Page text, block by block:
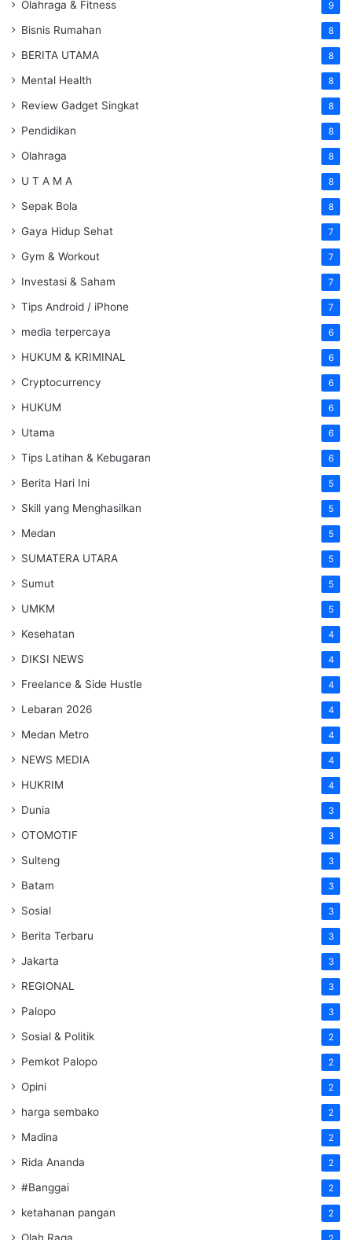
Olahraga & Fitness 9
Bisnis Rumahan 8
BERITA UTAMA 8
Mental Health 8
Review Gadget Singkat 8
Pendidikan 8
Olahraga 8
U T A M A 8
Sepak Bola 8
Gaya Hidup Sehat 7
Gym & Workout 7
Investasi & Saham 7
Tips Android / iPhone 7
media terpercaya 6
HUKUM & KRIMINAL 6
Cryptocurrency 6
HUKUM 6
Utama 6
Tips Latihan & Kebugaran 6
Berita Hari Ini 5
Skill yang Menghasilkan 5
Medan 5
SUMATERA UTARA 5
Sumut 5
UMKM 5
Kesehatan 4
DIKSI NEWS 4
Freelance & Side Hustle 4
Lebaran 2026 4
Medan Metro 4
NEWS MEDIA 4
HUKRIM 4
Dunia 3
OTOMOTIF 3
Sulteng 3
Batam 3
Sosial 3
Berita Terbaru 3
Jakarta 3
REGIONAL 3
Palopo 3
Sosial & Politik 2
Pemkot Palopo 2
Opini 2
harga sembako 2
Madina 2
Rida Ananda 2
#Banggai 2
ketahanan pangan 2